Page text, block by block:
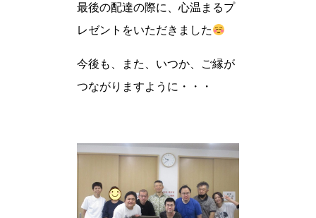
最後の配達の際に、心温まるプ
レゼントをいただきました
今後も、また、いつか、ご縁が
つながりますように・・・